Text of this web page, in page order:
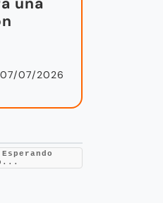
07/07/2026
Esperando